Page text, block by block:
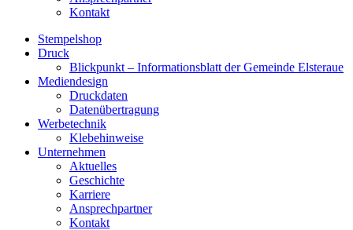
Kontakt
Stempelshop
Druck
Blickpunkt – Informationsblatt der Gemeinde Elsteraue
Mediendesign
Druckdaten
Datenübertragung
Werbetechnik
Klebehinweise
Unternehmen
Aktuelles
Geschichte
Karriere
Ansprechpartner
Kontakt